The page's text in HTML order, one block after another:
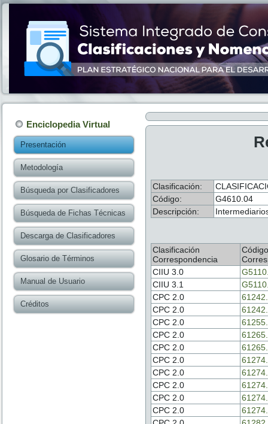
Enciclopedia Virtual
Presentación
Metodología
Búsqueda por Clasificadores
Búsqueda de Fichas Técnicas
Descarga de Clasificadores
Glosario de Términos
Manual de Usuario
Créditos
Clasificación:
Código:
G4610.04
Descripción:
Clasificación
Correspondencia
Código
CIIU 3.0
CIIU 3.1
CPC 2.0
CPC 2.0
CPC 2.0
CPC 2.0
CPC 2.0
CPC 2.0
CPC 2.0
CPC 2.0
CPC 2.0
CPC 2.0